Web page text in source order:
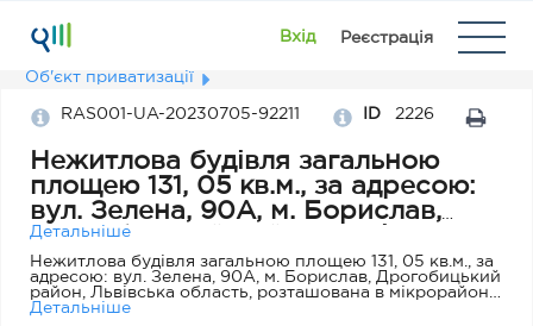
Вхід Реєстрація
Об'єкт приватизації
RAS001-UA-20230705-92211 ID 2226
Нежитлова будівля загальною
площею 131, 05 кв.м., за адресою:
вул. Зелена, 90А, м. Борислав,
Дрогобицький район, Львівська
область
Детальніше
Нежитлова будівля загальною площею 131, 05 кв.м., за
адресою: вул. Зелена, 90А, м. Борислав, Дрогобицький
район, Львівська область, розташована в мікрорайоні
багатоповерхової житлової забудови у м. Бориславі.
Детальніше